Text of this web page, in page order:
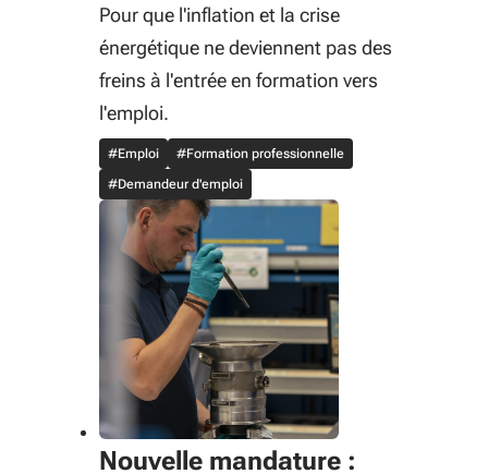
Pour que l'inflation et la crise
énergétique ne deviennent pas des
freins à l'entrée en formation vers
l'emploi.
#Emploi
#Formation professionnelle
#Demandeur d'emploi
Nouvelle mandature :